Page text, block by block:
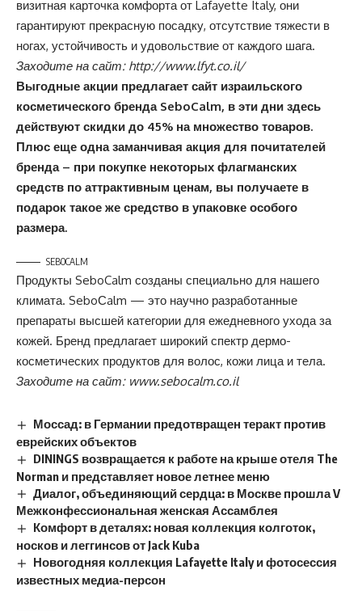
визитная карточка комфорта от Lafayette Italy, они
гарантируют прекрасную посадку, отсутствие тяжести в
ногах, устойчивость и удовольствие от каждого шага.
Заходите на сайт: http://www.lfyt.co.il/
Выгодные акции предлагает сайт израильского
косметического бренда SeboCalm, в эти дни здесь
действуют скидки до 45% на множество товаров.
Плюс еще одна заманчивая акция для почитателей
бренда – при покупке некоторых флагманских
средств по аттрактивным ценам, вы получаете в
подарок такое же средство в упаковке особого
размера.
SEBOCALM
Продукты SeboCalm созданы специально для нашего
климата. SeboСalm — это научно разработанные
препараты высшей категории для ежедневного ухода за
кожей. Бренд предлагает широкий спектр дермо-
косметических продуктов для волос, кожи лица и тела.
Заходите на сайт: www.sebocalm.co.il
Моссад: в Германии предотвращен теракт против
еврейских объектов
DININGS возвращается к работе на крыше отеля The
Norman и представляет новое летнее меню
Диалог, объединяющий сердца: в Москве прошла V
Межконфессиональная женская Ассамблея
Комфорт в деталях: новая коллекция колготок,
носков и леггинсов от Jack Kuba
Новогодняя коллекция Lafayette Italy и фотосессия
известных медиа-персон